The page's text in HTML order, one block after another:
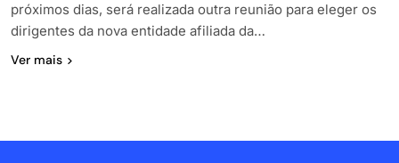
próximos dias, será realizada outra reunião para eleger os
dirigentes da nova entidade afiliada da…
Ver mais